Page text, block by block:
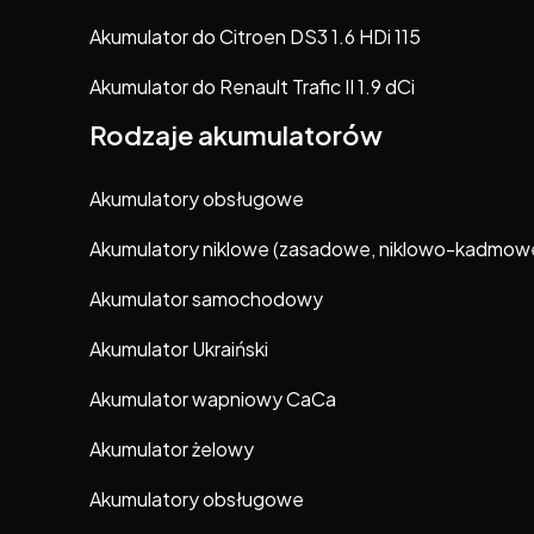
Akumulator do Citroen DS3 1.6 HDi 115
Akumulator do Renault Trafic II 1.9 dCi
Rodzaje akumulatorów
Akumulatory obsługowe
Akumulatory niklowe (zasadowe, niklowo-
Akumulator samochodowy
Akumulator Ukraiński
Akumulator wapniowy CaCa
Akumulator żelowy
Akumulatory obsługowe